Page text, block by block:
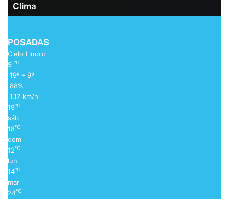
Clima
POSADAS
Cielo Limpio
9 ℃
19º - 9º
88%
1.17 km/h
19℃
sáb
18℃
dom
12℃
lun
14℃
mar
24℃